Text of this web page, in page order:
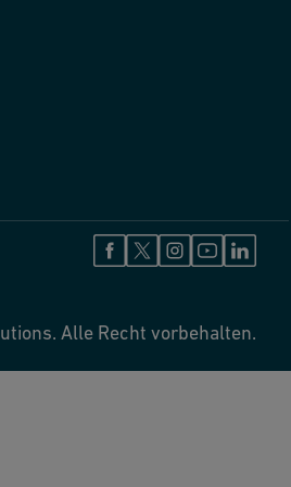
Alle Recht vorbehalten.